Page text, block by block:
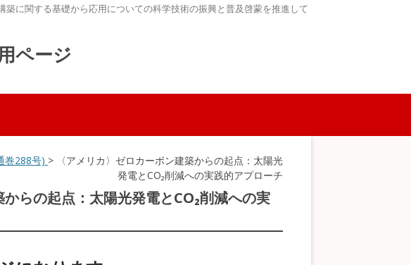
に関する基礎から応用についての科学技術の振興と普及啓蒙を推進して
ページ
巻288号) > 〈アメリカ〉ゼロカーボン建築からの起点：太陽光
発電とCO₂削減への実践的アプローチ
からの起点：太陽光発電とCO₂削減への実